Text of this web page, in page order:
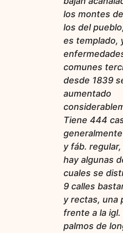
los montes
los del
es templado,
comunes
desde 1839
aumentado
Tiene 444
y fáb.
hay algunas
cuales se
9 calles
y rectas, una
frente a la
palmos de